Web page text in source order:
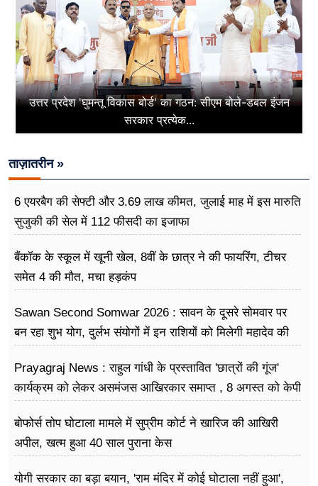
उत्तर प्रदेश 'घुमन्तू विकास बोर्ड' का गठन: सीएम बोले-डबल इंजन
सरकार प्रत्येक...
ताज़ातरीन »
6 एयरबैग की सेफ्टी और 3.69 लाख कीमत, जुलाई माह में इस मारुति
सुजुकी की सेल में 112 फीसदी का इजाफा
बैंकॉक के स्कूल में खूनी खेल, 8वीं के छात्र ने की फायरिंग, टीचर
समेत 4 की मौत, मचा हड़कंप
Sawan Second Somwar 2026 : सावन के दूसरे सोमवार पर
बन रहा शुभ योग, दुर्लभ संयोगों में इन राशियों को मिलेगी महादेव की
Prayagraj News : राहुल गांधी के प्रस्तावित 'छात्रों की गूंज'
कार्यक्रम को लेकर असमंजस आखिरकार समाप्त , 8 अगस्त को केपी
बोफोर्स तोप घोटाला मामले में सुप्रीम कोर्ट ने खारिज की आखिरी
अपील, खत्म हुआ 40 साल पुराना केस
योगी सरकार का बड़ा बयान, 'राम मंदिर में कोई घोटाला नहीं हुआ',